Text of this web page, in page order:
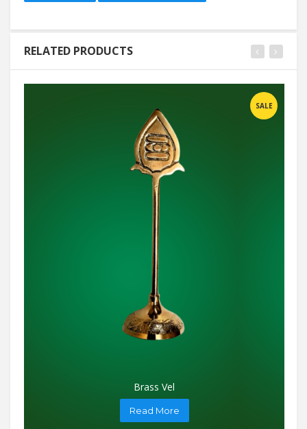
RELATED PRODUCTS
SALE
Brass Vel
Read More